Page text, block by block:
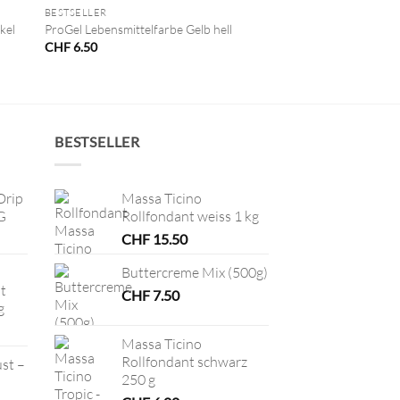
BESTSELLER
ProGel Lebensmittelfarbe Gelb hell
CHF6.50
–
BESTSELLER
Massa Ticino
Rollfondant weiss 1 kg
CHF15.50
Buttercreme Mix (500g)
CHF7.50
Massa Ticino
Rollfondant schwarz
250 g